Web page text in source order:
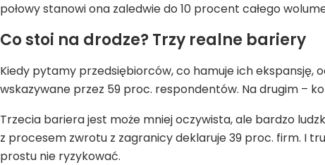
połowy stanowi ona zaledwie do 10 procent całego
Co stoi na drodze? Trzy realne bariery
Kiedy pytamy przedsiębiorców, co hamuje ich ekspansję,
wskazywane przez 59 proc. respondentów. Na drugim –
Trzecia bariera jest może mniej oczywista, ale bardzo
z procesem zwrotu z zagranicy deklaruje 39 proc. firm. I
prostu nie ryzykować.